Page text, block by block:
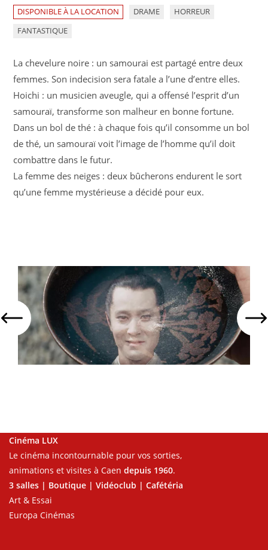
DISPONIBLE À LA LOCATION DRAME
HORREUR
FANTASTIQUE
La chevelure noire : un samourai est partagé entre deux
femmes. Son indecision sera fatale a l’une d’entre elles.
Hoichi : un musicien aveugle, qui a offensé l’esprit d’un
samouraï, transforme son malheur en bonne fortune.
Dans un bol de thé : à chaque fois qu’il consomme un bol
de thé, un samouraï voit l’image de l’homme qu’il doit
combattre dans le futur.
La femme des neiges : deux bûcherons endurent le sort
qu’une femme mystérieuse a décidé pour eux.
Cinéma LUX
Le cinéma incontournable pour vos sorties,
animations et visites à Caen depuis 1960.
3 salles | Boutique | Vidéoclub | Cafétéria
Art & Essai
Europa Cinémas